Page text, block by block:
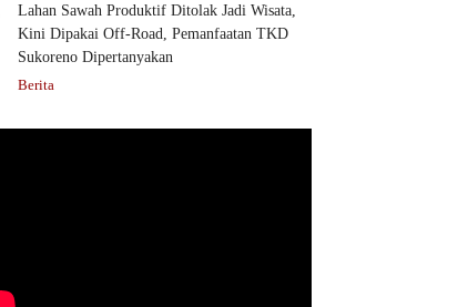
Lahan Sawah Produktif Ditolak Jadi Wisata,
Kini Dipakai Off-Road, Pemanfaatan TKD
Sukoreno Dipertanyakan
Berita